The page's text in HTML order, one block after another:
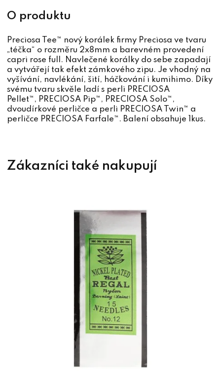
Preciosa Tee™ nový korálek firmy Preciosa ve tvaru
„téčka“ o rozměru 2x8mm a barevném provedení
capri rose full. Navlečené korálky do sebe zapadají
a vytvářejí tak efekt zámkového zipu. Je vhodný na
vyšívání, navlékání, šití, háčkování i kumihimo. Díky
svému tvaru skvěle ladí s perli PRECIOSA
Pellet™, PRECIOSA Pip™, PRECIOSA Solo™,
dvoudírkové perličce a perli PRECIOSA Twin™ a
perličce PRECIOSA Farfale™. Balení obsahuje 1kus.